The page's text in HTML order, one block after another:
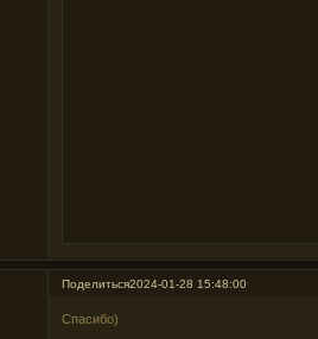
Поделиться2024-01-28 15:48:00
Спасибо)